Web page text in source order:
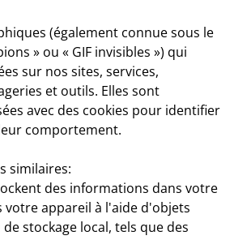
(également connue sous le
» ou « GIF invisibles ») qui
sur nos sites, services,
et outils. Elles sont
avec des cookies pour identifier
comportement.
similaires:
des informations dans votre
votre appareil à l'aide d'objets
stockage local, tels que des